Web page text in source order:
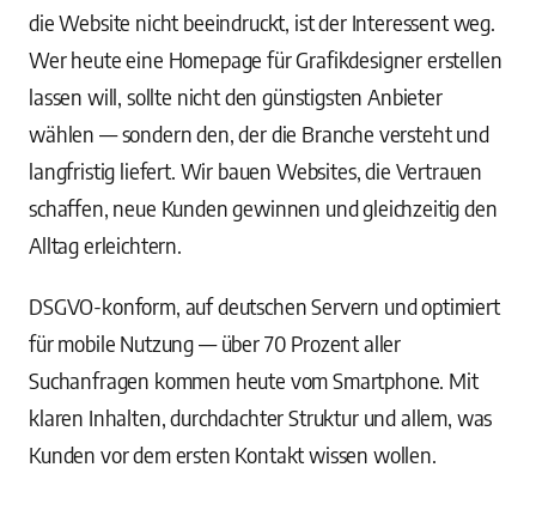
die Website nicht beeindruckt, ist der Interessent weg.
Wer heute eine Homepage für Grafikdesigner erstellen
lassen will, sollte nicht den günstigsten Anbieter
wählen — sondern den, der die Branche versteht und
langfristig liefert. Wir bauen Websites, die Vertrauen
schaffen, neue Kunden gewinnen und gleichzeitig den
Alltag erleichtern.
DSGVO-konform, auf deutschen Servern und optimiert
für mobile Nutzung — über 70 Prozent aller
Suchanfragen kommen heute vom Smartphone. Mit
klaren Inhalten, durchdachter Struktur und allem, was
Kunden vor dem ersten Kontakt wissen wollen.